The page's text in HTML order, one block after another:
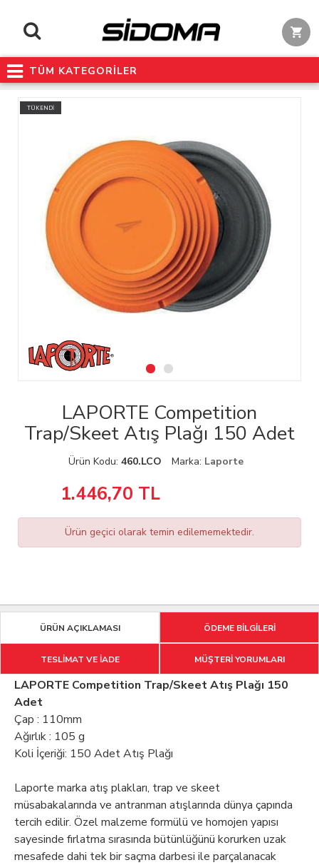
TÜM KATEGORİLER
TÜKENDİ
LAPORTE Competition
Trap/Skeet Atış Plağı 150 Adet
Ürün Kodu: 460.LCO Marka: Laporte
1.446,70 TL
Ürün geçici olarak temin edilememektedir.
ÜRÜN AÇIKLAMASI ÖDEME BİLGİLERİ
TESLİMAT VE İADE MÜŞTERİ YORUMLARI
LAPORTE Competition Trap/Skeet Atış Plağı 150
Adet
Çap : 110mm
Ağırlık : 105 g
Koli İçeriği: 150 Adet Atış Plağı
Laporte marka atış plakları, trap ve skeet
müsabakalarında ve antranman atışlarında dünya çapında
tercih edilir. Özel malzeme formülü ve homojen yapısı
sayesinde fırlatma sırasında bütünlüğünü korurken uzak
mesafede dahi tek bir saçma darbesi ile parçalanacak